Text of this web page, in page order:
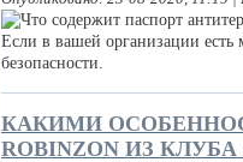
Если в вашей организации есть
безопасности.
КАКИМИ
ROBINZON ИЗ